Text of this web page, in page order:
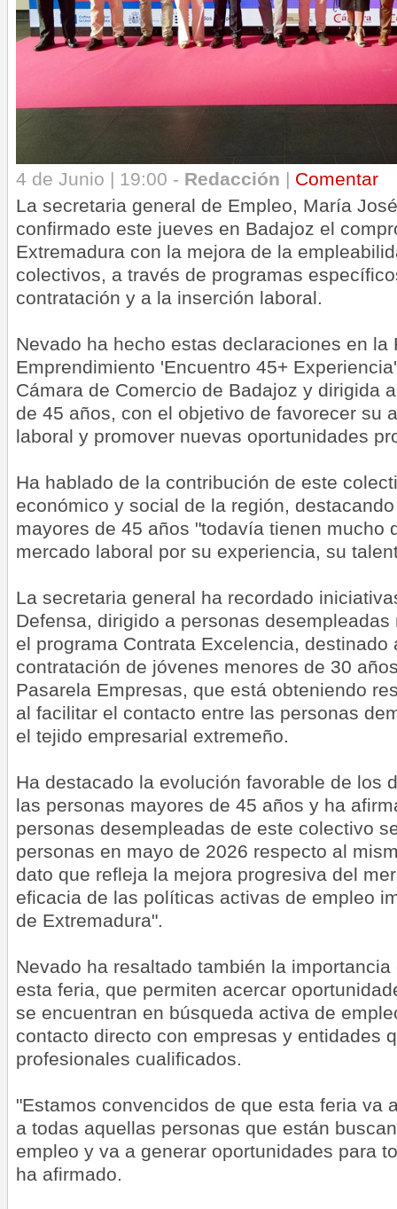
4 de Junio | 19:00 - Redacción | Comentar
La secretaria general de Empleo, María
confirmado este jueves en Badajoz el
Extremadura con la mejora de la
colectivos, a través de programas
contratación y a la inserción laboral.
Nevado ha hecho estas declaraciones en la
Emprendimiento 'Encuentro 45+
Cámara de Comercio de Badajoz y dirigida
de 45 años, con el objetivo de favorecer su
laboral y promover nuevas oportunidades
Ha hablado de la contribución de este
económico y social de la región,
mayores de 45 años "todavía tienen mucho
mercado laboral por su experiencia, su
La secretaria general ha recordado
Defensa, dirigido a personas
el programa Contrata Excelencia, destinado
contratación de jóvenes menores de 30
Pasarela Empresas, que está obteniendo
al facilitar el contacto entre las personas
el tejido empresarial extremeño.
Ha destacado la evolución favorable de los
las personas mayores de 45 años y ha
personas desempleadas de este colectivo
personas en mayo de 2026 respecto al
dato que refleja la mejora progresiva del
eficacia de las políticas activas de empleo
de Extremadura".
Nevado ha resaltado también la
esta feria, que permiten acercar
se encuentran en búsqueda activa de
contacto directo con empresas y entidades
profesionales cualificados.
"Estamos convencidos de que esta feria va
a todas aquellas personas que están
empleo y va a generar oportunidades para
ha afirmado.